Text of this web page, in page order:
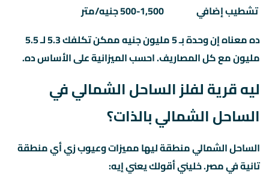
تشطيب إضافي
500-1,500 جنيه/متر
ده معناه إن وحدة بـ 5 مليون جنيه ممكن تكلفك 5.3 لـ 5.5
مليون مع كل المصاريف. احسب الميزانية على الأساس ده.
ليه قرية لفلز الساحل الشمالي في
الساحل الشمالي بالذات؟
الساحل الشمالي منطقة ليها مميزات وعيوب زي أي منطقة
تانية في مصر. خليني أقولك يعني إيه: